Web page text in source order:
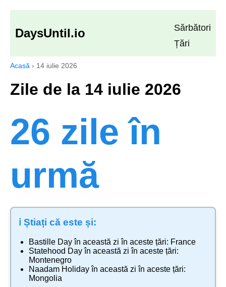
DaysUntil.io
Sărbători
Țări
Acasă › 14 iulie 2026
Zile de la 14 iulie 2026
26 zile în
urmă
ℹ️ Știați că este și:
Bastille Dayîn această zi în aceste țări: France
Statehood Dayîn această zi în aceste țări:
Montenegro
Naadam Holidayîn această zi în aceste țări:
Mongolia